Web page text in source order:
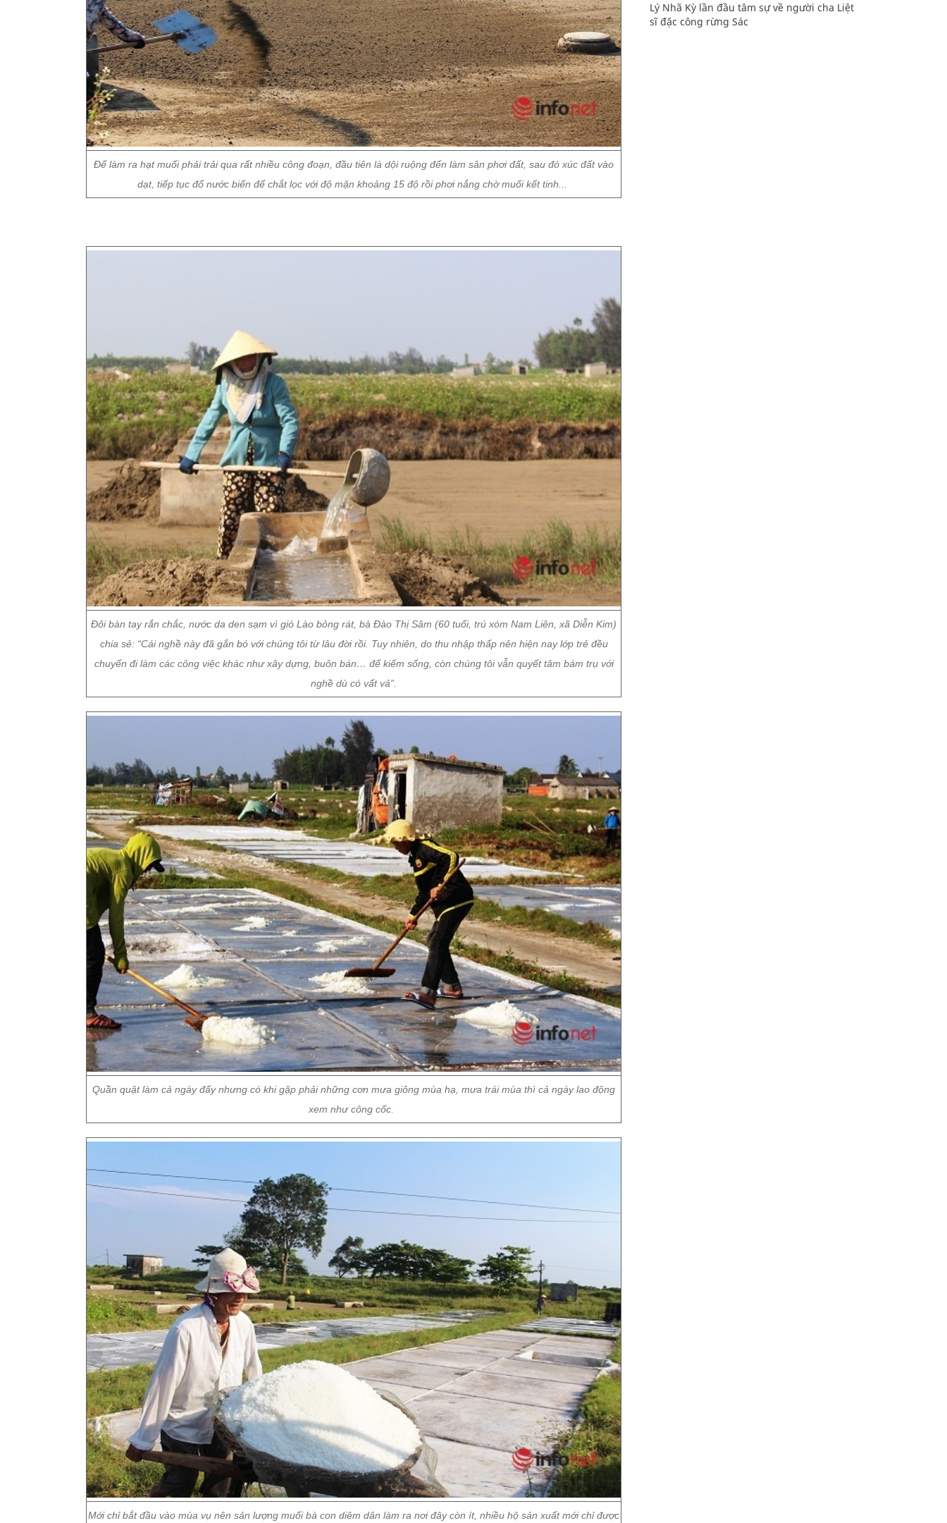
Để làm ra hạt muối phải trải qua rất nhiều công đoạn, đầu tiên là dội ruộng đến làm sân phơi đất, sau đó xúc đất vào
dạt, tiếp tục đổ nước biển để chắt lọc với độ mặn khoảng 15 độ rồi phơi nắng chờ muối kết tinh...
Đôi bàn tay rắn chắc, nước da den sạm vì gió Lào bỏng rát, bà Đào Thị Sâm (60 tuổi, trú xóm Nam Liên, xã Diễn Kim)
chia sẻ: “Cái nghề này đã gắn bó với chúng tôi từ lâu đời rồi. Tuy nhiên, do thu nhập thấp nên hiện nay lớp trẻ đều
chuyển đi làm các công việc khác như xây dựng, buôn bán… để kiếm sống, còn chúng tôi vẫn quyết tâm bám trụ với
nghề dù có vất vả”.
Quần quật làm cả ngày đấy nhưng có khi gặp phải những cơn mưa giông mùa hạ, mưa trái mùa thì cả ngày lao động
xem như công cốc.
Mới chỉ bắt đầu vào mùa vụ nên sản lượng muối bà con diêm dân làm ra nơi đây còn ít, nhiều hộ sản xuất mới chỉ được
Lý Nhã Kỳ lần đầu tâm sự về người cha Liệt
sĩ đặc công rừng Sác